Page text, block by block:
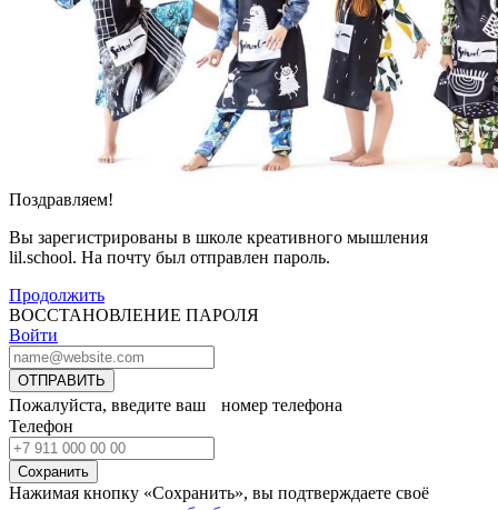
Поздравляем!
Вы зарегистрированы в школе креативного мышления
lil.school. На почту был отправлен пароль.
Продолжить
ВОССТАНОВЛЕНИЕ ПАРОЛЯ
Войти
ОТПРАВИТЬ
Пожалуйста, введите ваш номер телефона
Телефон
Сохранить
Нажимая кнопку «Сохранить», вы подтверждаете своё